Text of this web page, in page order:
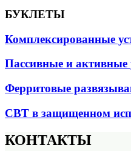
БУКЛЕТЫ
Комплексированные
Пассивные и активные
Ферритовые
СВТ в защищенном
КОНТАКТЫ